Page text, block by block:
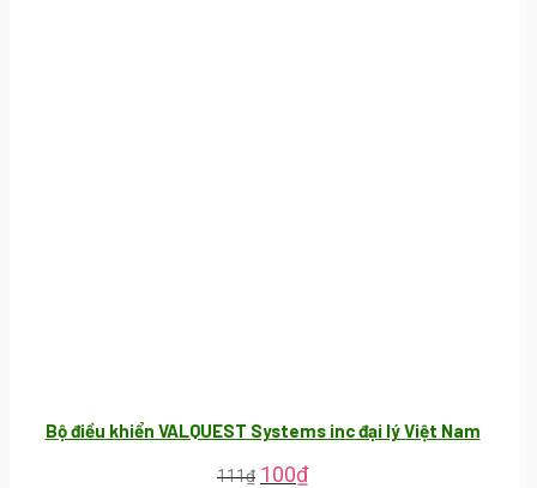
Bộ điều khiển VALQUEST Systems inc đại lý Việt Nam
111₫ 100₫